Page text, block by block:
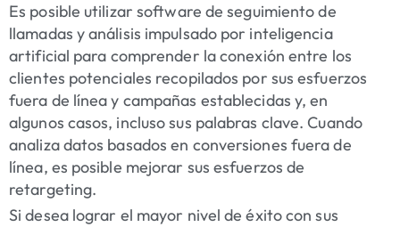
Es posible utilizar software de seguimiento de
llamadas y análisis impulsado por inteligencia
artificial para comprender la conexión entre los
clientes potenciales recopilados por sus esfuerzos
fuera de línea y campañas establecidas y, en
algunos casos, incluso sus palabras clave. Cuando
analiza datos basados en conversiones fuera de
línea, es posible mejorar sus esfuerzos de
retargeting.
Si desea lograr el mayor nivel de éxito con sus